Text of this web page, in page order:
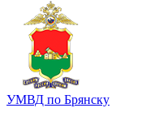
УМВД по Брянску